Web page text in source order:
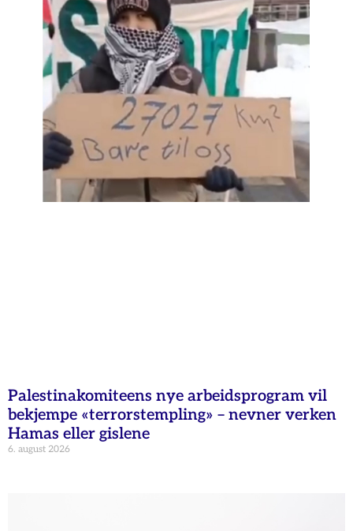
Palestinakomiteens nye arbeidsprogram vil
bekjempe «terrorstempling» – nevner verken
Hamas eller gislene
6. august 2026